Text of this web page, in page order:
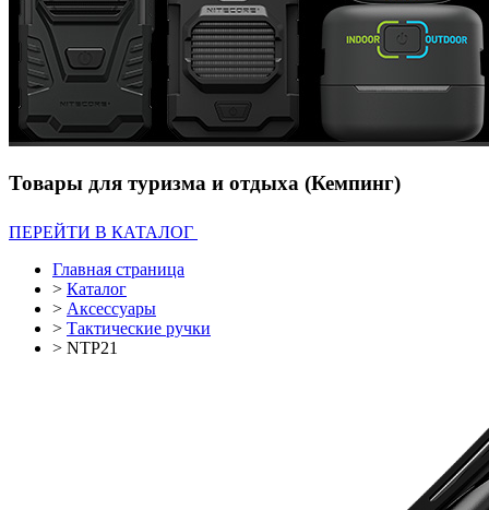
Товары для туризма и отдыха (Кемпинг)
ПЕРЕЙТИ В КАТАЛОГ
Главная страница
> Каталог
> Аксессуары
> Тактические ручки
> NTP21